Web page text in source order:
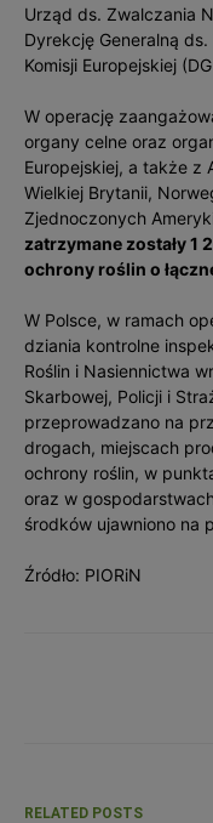
Urząd ds. Zwalczania
Dyrekcję Generalną
Komisji Europejskiej
W operację
organy celne oraz
Europejskiej, a także z
Wielkiej Brytanii,
Zjednoczonych
zatrzymane zostały
ochrony roślin o
W Polsce, w ramach
dziania kontrolne
Roślin i Nasiennictwa
Skarbowej, Policji i
przeprowadzano na
drogach, miejscach
ochrony roślin, w
oraz w
środków ujawniono na
Źródło: PIORiN
RELATED POSTS